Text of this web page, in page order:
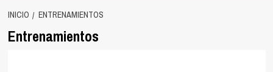
INICIO ENTRENAMIENTOS
Entrenamientos